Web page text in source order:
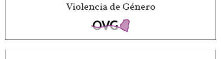
Violencia de Género